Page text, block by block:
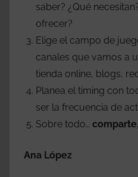
saber? ¿Qué
ofrecer?
Elige el campo de
canales que vamos a
tienda online, blogs,
Planea el timing con
ser la frecuencia de
Sobre todo…
Ana López